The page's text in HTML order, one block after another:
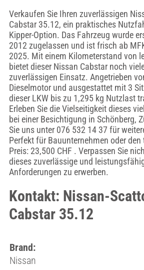
Verkaufen Sie Ihren zuverlässigen
Cabstar 35.12, ein praktisches
Kipper-Option. Das Fahrzeug wurde
2012 zugelassen und ist frisch ab
2025. Mit einem Kilometerstand von
bietet dieser Nissan Cabstar noch
zuverlässigen Einsatz. Angetrieben
Dieselmotor und ausgestattet mit 3
dieser LKW bis zu 1,295 kg Nutzlast
Erleben Sie die Vielseitigkeit dieses
bei einer Besichtigung in Schönberg,
Sie uns unter 076 532 14 37 für
Perfekt für Bauunternehmen oder
Preis: 23,500 CHF . Verpassen Sie
dieses zuverlässige und
Anforderungen zu erwerben.
Kontakt: Nissan-
Cabstar 35.12
Brand:
Nissan